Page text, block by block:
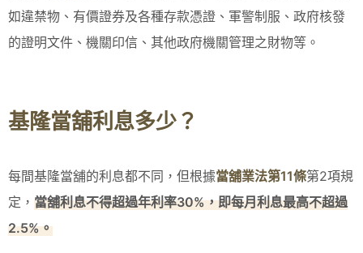
如違禁物、有價證券及各種存款憑證、軍警制服、政府核發
的證明文件、機關印信、其他政府機關管理之財物等。
基隆當舖利息多少？
每間基隆當舖的利息都不同，但根據當舖業法第11條第2項規
定， 當舖利息不得超過年利率30%，即每月利息最高不超過
2.5%。